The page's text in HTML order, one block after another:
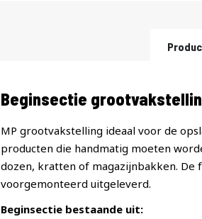
Productomschrijving
Beginsectie
MP grootvakstelling ideaal voor de
producten die handmatig moeten
dozen, kratten of magazijnbakken. De
voorgemonteerd uitgeleverd.
Beginsectie bestaande uit: